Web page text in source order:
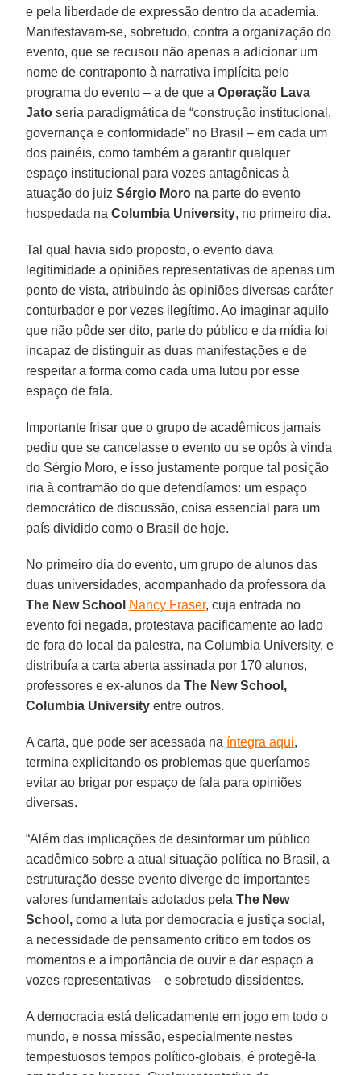
e pela liberdade de expressão dentro da academia.
Manifestavam-se, sobretudo, contra a organização do
evento, que se recusou não apenas a adicionar um
nome de contraponto à narrativa implícita pelo
programa do evento – a de que a Operação Lava
Jato seria paradigmática de “construção institucional,
governança e conformidade” no Brasil – em cada um
dos painéis, como também a garantir qualquer
espaço institucional para vozes antagônicas à
atuação do juiz Sérgio Moro na parte do evento
hospedada naColumbia University, no primeiro dia.
Tal qual havia sido proposto, o evento dava
legitimidade a opiniões representativas de apenas um
ponto de vista, atribuindo às opiniões diversas caráter
conturbador e por vezes ilegítimo. Ao imaginar aquilo
que não pôde ser dito, parte do público e da mídia foi
incapaz de distinguir as duas manifestações e de
respeitar a forma como cada uma lutou por esse
espaço de fala.
Importante frisar que o grupo de acadêmicos jamais
pediu que se cancelasse o evento ou se opôs à vinda
do Sérgio Moro, e isso justamente porque tal posição
iria à contramão do que defendíamos: um espaço
democrático de discussão, coisa essencial para um
país dividido como o Brasil de hoje.
No primeiro dia do evento, um grupo de alunos das
duas universidades, acompanhado da professora da
The New School Nancy Fraser, cuja entrada no
evento foi negada, protestava pacificamente ao lado
de fora do local da palestra, na Columbia University, e
distribuía a carta aberta assinada por 170 alunos,
professores e ex-alunos daThe New School,
Columbia University entre outros.
A carta, que pode ser acessada na íntegra aqui,
termina explicitando os problemas que queríamos
evitar ao brigar por espaço de fala para opiniões
diversas.
“Além das implicações de desinformar um público
acadêmico sobre a atual situação política no Brasil, a
estruturação desse evento diverge de importantes
valores fundamentais adotados pelaThe New
School, como a luta por democracia e justiça social,
a necessidade de pensamento crítico em todos os
momentos e a importância de ouvir e dar espaço a
vozes representativas – e sobretudo dissidentes.
A democracia está delicadamente em jogo em todo o
mundo, e nossa missão, especialmente nestes
tempestuosos tempos político-globais, é protegê-la